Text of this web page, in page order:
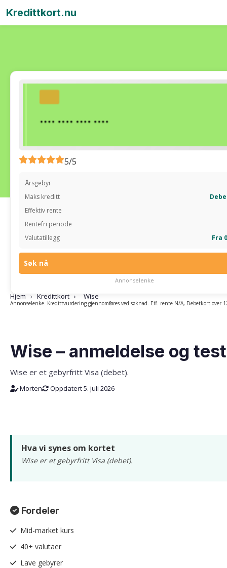
Kredittkort.nu
5/5
Årsgebyr
Maks kreditt
Effektiv rente
Rentefri periode
Valutatillegg
Fra
Søk nå
Annonselenke
Annonselenke. Kredittvurdering gjennomføres ved søknad. Eff. rente N/A, Debetkort over
Hjem › Kredittkort › Wise
Wise – anmeldelse og test
Wise er et gebyrfritt Visa (debet).
Morten Oppdatert 5. juli 2026
Hva vi synes
Hva vi synes om kortet
Wise er et gebyrfritt Visa (debet).
Fordeler
Mid-market kurs
40+ valutaer
Lave gebyrer